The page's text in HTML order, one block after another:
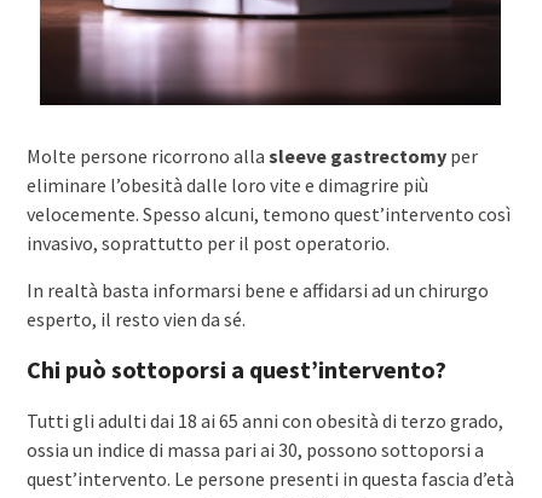
Molte persone ricorrono alla sleeve gastrectomyper
eliminare l’obesità dalle loro vite e dimagrire più
velocemente. Spesso alcuni, temono quest’intervento così
invasivo, soprattutto per il post operatorio.
In realtà basta informarsi bene e affidarsi ad un chirurgo
esperto, il resto vien da sé.
Chi può sottoporsi a quest’intervento?
Tutti gli adulti dai 18 ai 65 anni con obesità di terzo grado,
ossia un indice di massa pari ai 30, possono sottoporsi a
quest’intervento. Le persone presenti in questa fascia d’età